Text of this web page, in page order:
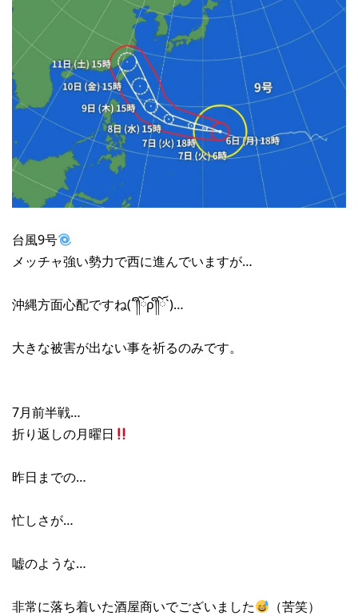
台風9号
メッチャ強い勢力で西に進んでいますが…
沖縄方面心配ですね(´༎ຶོρ༎ຶོ`)…
大きな被害が出ない事を祈るのみです。
7月前半戦…
折り返しの月曜日
昨日までの…
忙しさが…
嘘のような…
非常に落ち着いた酒屋商いでございました （苦笑）